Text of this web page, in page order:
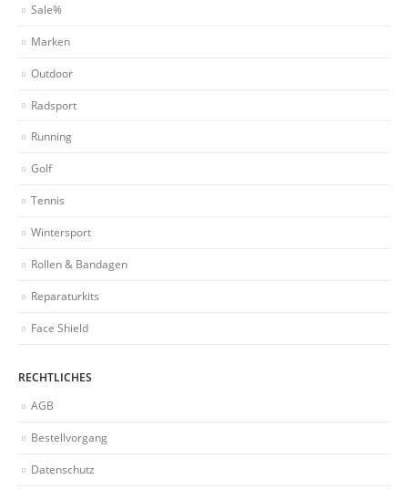
Sale%
Marken
Outdoor
Radsport
Running
Golf
Tennis
Wintersport
Rollen & Bandagen
Reparaturkits
Face Shield
RECHTLICHES
AGB
Bestellvorgang
Datenschutz